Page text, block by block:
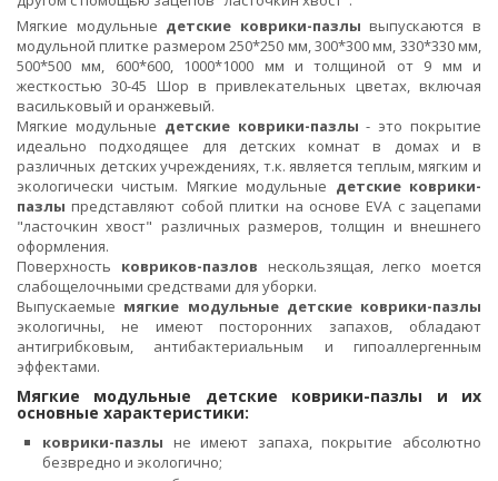
Мягкие модульные детские коврики-пазлы выпускаются в
модульной плитке размером 250*250 мм, 300*300 мм, 330*330 мм,
500*500 мм, 600*600, 1000*1000 мм и толщиной от 9 мм и
жесткостью 30-45 Шор в привлекательных цветах, включая
васильковый и оранжевый.
Мягкие модульные детские коврики-пазлы - это покрытие
идеально подходящее для детских комнат в домах и в
различных детских учреждениях, т.к. является теплым, мягким и
экологически чистым. Мягкие модульные детские коврики-
пазлы представляют собой плитки на основе EVA с зацепами
"ласточкин хвост" различных размеров, толщин и внешнего
оформления.
Поверхность ковриков-пазлов нескользящая, легко моется
слабощелочными средствами для уборки.
Выпускаемые мягкие модульные детские коврики-пазлы
экологичны, не имеют посторонних запахов, обладают
антигрибковым, антибактериальным и гипоаллергенным
эффектами.
Мягкие модульные детские коврики-пазлы и их
основные характеристики:
коврики-пазлы не имеют запаха, покрытие абсолютно
безвредно и экологично;